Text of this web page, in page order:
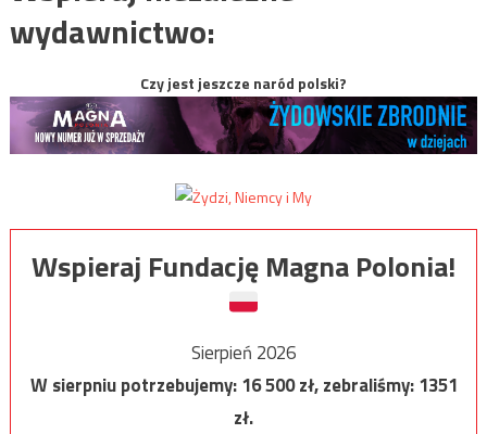
wydawnictwo:
Czy jest jeszcze naród polski?
Wspieraj Fundację Magna Polonia!
Sierpień 2026
W sierpniu potrzebujemy:16 500zł, zebraliśmy:1351
zł.